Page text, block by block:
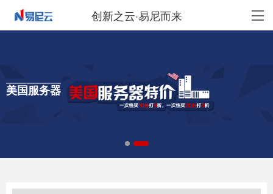
创新之云·易尼而来
美国服务器